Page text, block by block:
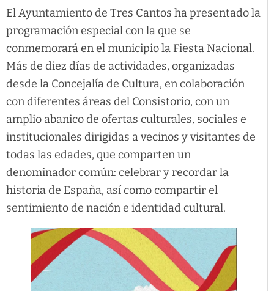
El Ayuntamiento de Tres Cantos ha presentado la
programación especial con la que se
conmemorará en el municipio la Fiesta Nacional.
Más de diez días de actividades, organizadas
desde la Concejalía de Cultura, en colaboración
con diferentes áreas del Consistorio, con un
amplio abanico de ofertas culturales, sociales e
institucionales dirigidas a vecinos y visitantes de
todas las edades, que comparten un
denominador común: celebrar y recordar la
historia de España, así como compartir el
sentimiento de nación e identidad cultural.